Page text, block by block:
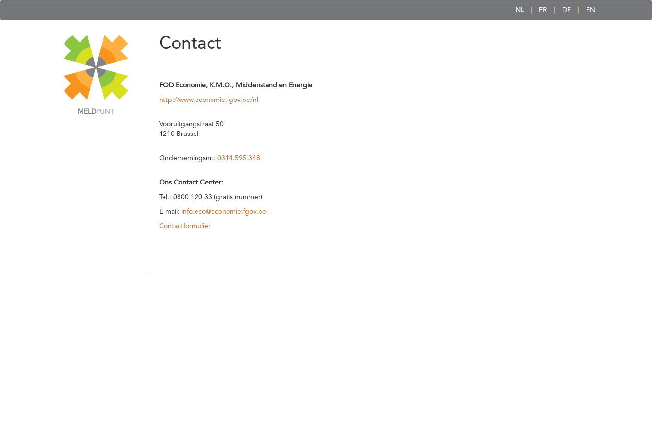
NL FR DE EN
MELDPUNT
Contact
FOD Economie, K.M.O., Middenstand en Energie
http://www.economie.fgov.be/nl
Vooruitgangstraat 50
1210 Brussel
Ondernemingsnr.: 0314.595.348
Ons Contact Center:
Tel.: 0800 120 33 (gratis nummer)
E-mail: info.eco@economie.fgov.be
Contactformulier